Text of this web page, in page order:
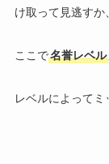
け取って見逃すか
ここで名誉レベル
レベルによってミ